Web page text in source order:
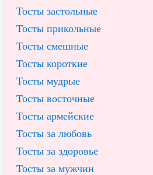
Тосты застольные
Тосты прикольные
Тосты смешные
Тосты короткие
Тосты мудрые
Тосты восточные
Тосты армейские
Тосты за любовь
Тосты за здоровье
Тосты за мужчин